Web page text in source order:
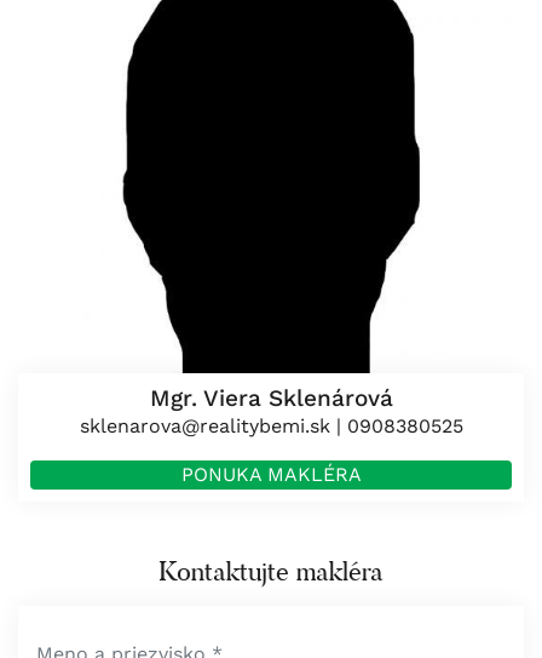
Mgr. Viera Sklenárová
sklenarova@realitybemi.sk| 0908380525
PONUKA MAKLÉRA
Kontaktujte makléra